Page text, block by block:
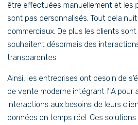
être effectuées manuellement et les
sont pas personnalisés. Tout cela
commerciaux. De plus les clients
souhaitent désormais des
transparentes.
Ainsi, les entreprises ont besoin de
de vente moderne intégrant l’IA pour
interactions aux besoins de leurs
données en temps réel. Ces